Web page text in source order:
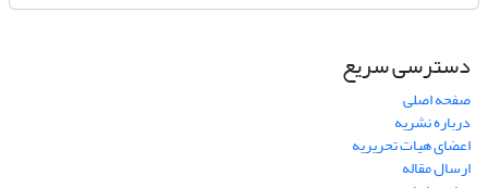
دسترسی سریع
صفحه اصلی
درباره نشریه
اعضای هیات تحریریه
ارسال مقاله